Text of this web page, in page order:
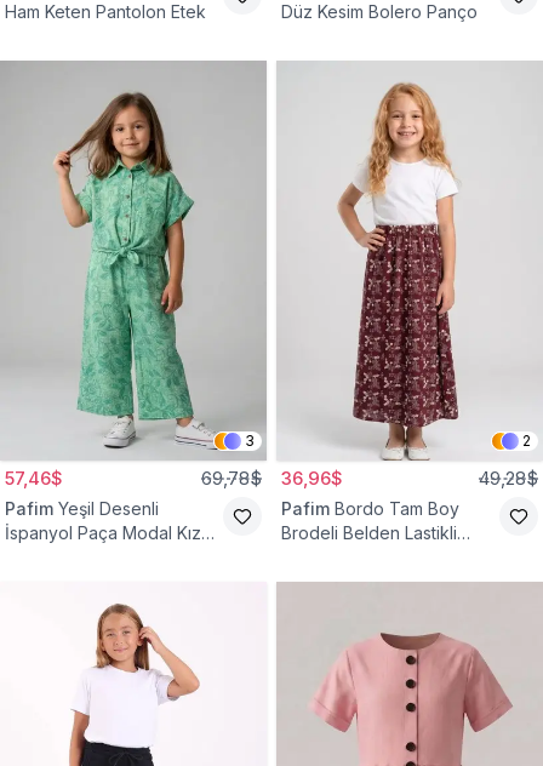
Ham Keten Pantolon Etek
Düz Kesim Bolero Panço
3
57,46$ 69,78$
Pafim Yeşil Desenli
İspanyol Paça Modal Kız
2
36,96$ 49,28$
Pafim Bordo Tam Boy
Brodeli Belden Lastikli